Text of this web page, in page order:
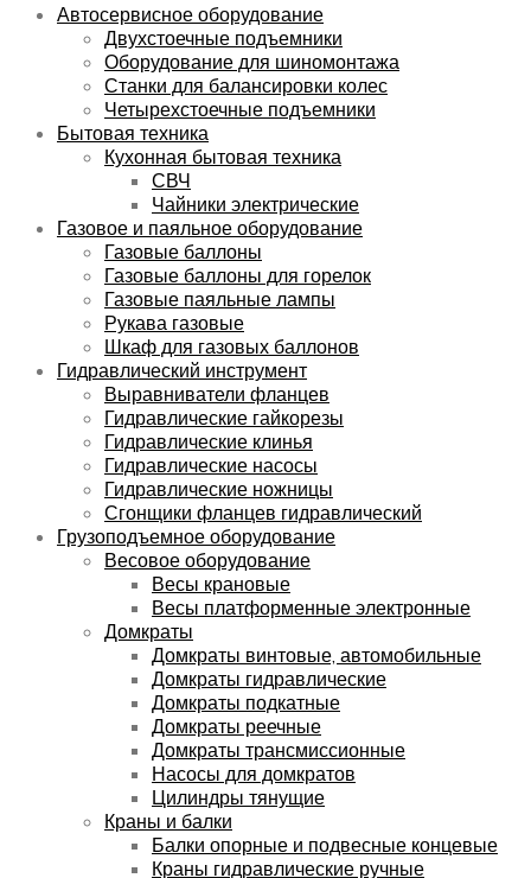
Автосервисное оборудование
Двухстоечные подъемники
Оборудование для шиномонтажа
Станки для балансировки колес
Четырехстоечные подъемники
Бытовая техника
Кухонная бытовая техника
СВЧ
Чайники электрические
Газовое и паяльное оборудование
Газовые баллоны
Газовые баллоны для горелок
Газовые паяльные лампы
Рукава газовые
Шкаф для газовых баллонов
Гидравлический инструмент
Выравниватели фланцев
Гидравлические гайкорезы
Гидравлические клинья
Гидравлические насосы
Гидравлические ножницы
Сгонщики фланцев гидравлический
Грузоподъемное оборудование
Весовое оборудование
Весы крановые
Весы платформенные электронные
Домкраты
Домкраты винтовые, автомобильные
Домкраты гидравлические
Домкраты подкатные
Домкраты реечные
Домкраты трансмиссионные
Насосы для домкратов
Цилиндры тянущие
Краны и балки
Балки опорные и подвесные концевые
Краны гидравлические ручные